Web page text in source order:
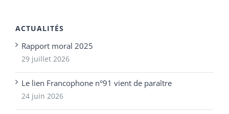
ACTUALITÉS
Rapport moral 2025
29 juillet 2026
Le lien Francophone n°91 vient de paraître
24 juin 2026